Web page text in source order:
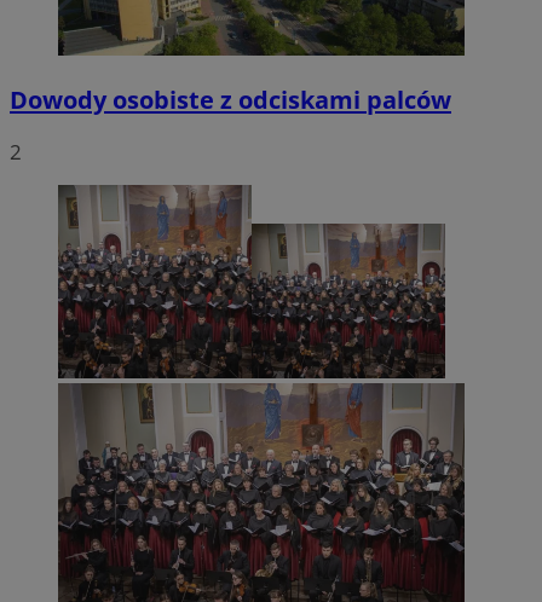
Dowody osobiste z odciskami palców
2